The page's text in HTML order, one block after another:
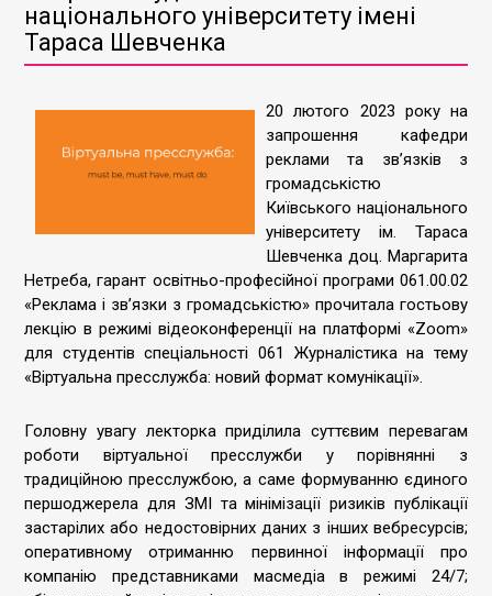
національного університету імені
Тараса Шевченка
20 лютого 2023 року на
запрошення кафедри
реклами та зв’язків з
громадськістю
Київського національного
університету ім. Тараса
Шевченка доц. Маргарита
Нетреба, гарант освітньо-професійної програми 061.00.02
«Реклама і зв’язки з громадськістю» прочитала гостьову
лекцію в режимі відеоконференції на платформі «Zoom»
для студентів спеціальності 061 Журналістика на тему
«Віртуальна пресслужба: новий формат комунікації».
Головну увагу лекторка приділила суттєвим перевагам
роботи віртуальної пресслужби у порівнянні з
традиційною пресслужбою, а саме формуванню єдиного
першоджерела для ЗМІ та мінімізації ризиків публікації
застарілих або недостовірних даних з інших вебресурсів;
оперативному отриманню первинної інформації про
компанію представниками масмедіа в режимі 24/7;